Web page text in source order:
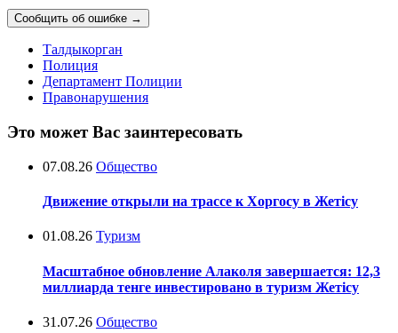
Сообщить об ошибке →
Талдыкорган
Полиция
Департамент Полиции
Правонарушения
Это может Вас заинтересовать
07.08.26 Общество
Движение открыли на трассе к Хоргосу в Жетісу
01.08.26 Туризм
Масштабное обновление Алаколя завершается: 12,3
миллиарда тенге инвестировано в туризм Жетісу
31.07.26 Общество